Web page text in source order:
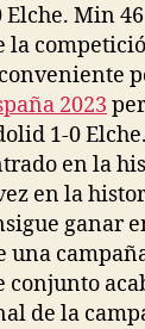
Min
la
2023
1-0
en la
en la
ganar
una
conjunto
de la